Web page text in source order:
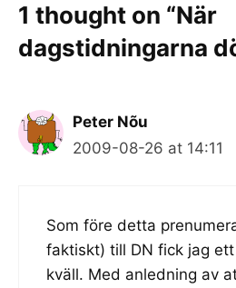
1 thought on “När
dagstidningarna
Peter Nõu
2009-08-26 at 14:11
Som före detta
faktiskt) till DN fick jag
kväll. Med anledning av